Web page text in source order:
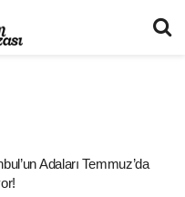
Adaları Temmuz’da